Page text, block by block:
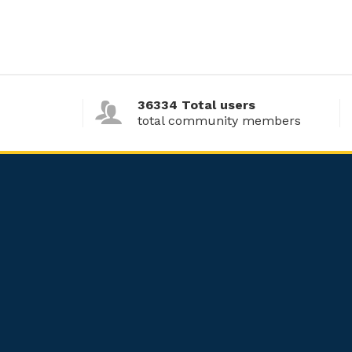
36334 Total users
total community members